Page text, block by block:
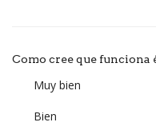
Como cree que
Muy bien
Bien